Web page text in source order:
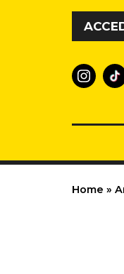
Vai al contenuto
Home »